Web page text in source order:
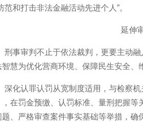
范和打击非法金融活动先进个人”。
延伸
刑事审判不止于依法裁判，更要主动
智慧为优化营商环境、保障民生安全、
深化认罪认罚从宽制度适用，与检察
，在罚金预缴、认罚标准、量刑把握
题、严格审查案件事实基础等举措，